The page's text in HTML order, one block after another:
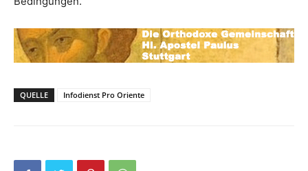
QUELLE Infodienst Pro Oriente